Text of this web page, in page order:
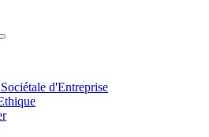
d'Entreprise